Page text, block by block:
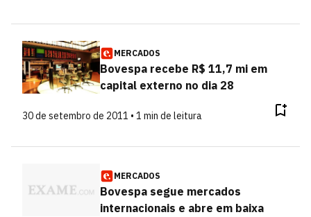
MERCADOS
Bovespa recebe R$ 11,7 mi em
capital externo no dia 28
30 de setembro de 2011 • 1 min de leitura
MERCADOS
Bovespa segue mercados
internacionais e abre em baixa